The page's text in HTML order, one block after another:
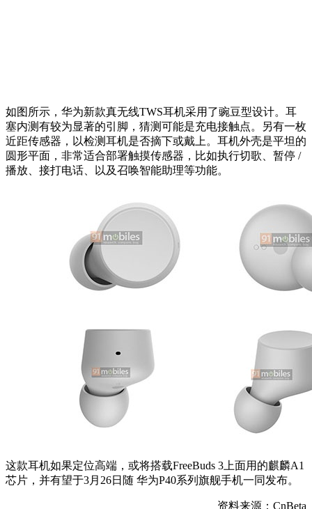
如图所示，华为新款真无线TWS耳机采用了豌豆型设计。耳
塞内测有较为显著的引脚，猜测可能是充电接触点。另有一枚
近距传感器，以检测耳机是否摘下或戴上。耳机外壳是平坦的
圆形平面，非常适合部署触摸传感器，比如执行切歌、暂停 /
播放、接打电话、以及召唤智能助理等功能。
这款耳机如果定位高端，或将搭载FreeBuds 3上面用的麒麟A1
芯片，并有望于3月26日随 华为P40系列旗舰手机一同发布。
资料来源：CnBeta